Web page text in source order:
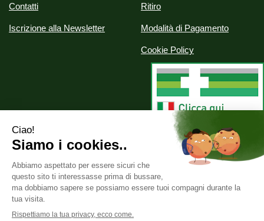
Contatti
Iscrizione alla Newsletter
Ritiro
Modalità di Pagamento
Cookie Policy
Alchimia srl - Via Nazionale, 29 07020 Palau (SS)
info@parafarmaciealchimia.it
02286420902 | Numero R.E.A.: SS-163134